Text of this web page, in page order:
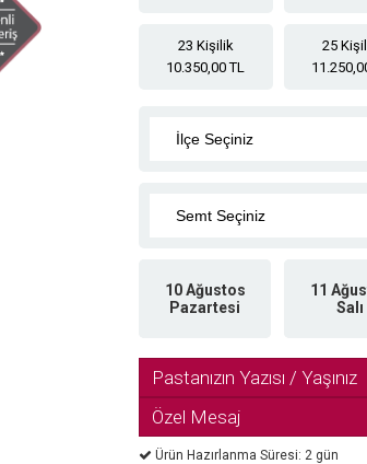
23 Kişilik
10.350,00 TL
25
10 Ağustos
Pazartesi
11
Salı
Pastanızın Yazısı / Yaşınız
Özel Mesaj
Ürün Hazırlanma Süresi: 2 gün